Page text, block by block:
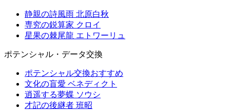
静親の詩風雨 北原白秋
専究の鋭算家 クロイ
星果の棘尾龍 エトワーリュ
ポテンシャル・データ交換
ポテンシャル交換おすすめ
文化の盲愛 ベネディクト
逍遥する夢蝶 ソウシ
才記の後継者 班昭